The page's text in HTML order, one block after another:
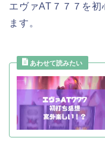
エヴァAT７７７を初
ます。